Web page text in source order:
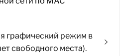
графический режим в
свободного места).